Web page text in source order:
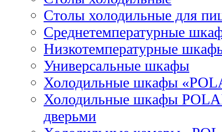
Столы холодильные для
Среднетемпературные
Низкотемпературные
Универсальные шкафы
Холодильные шкафы
Холодильные шкафы
дверьми